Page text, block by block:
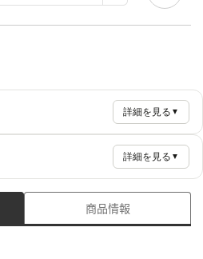
詳細を見る ▼
詳細を見る ▼
商品情報